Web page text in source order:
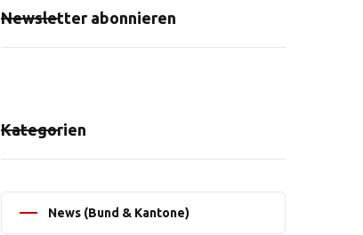
Newsletter abonnieren
Kategorien
News (Bund & Kantone)